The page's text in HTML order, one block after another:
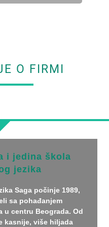
O FIRMI
i jedina škola
jezika
Saga počinje 1989,
sa pohađanjem
u centru Beograda. Od
kasnije, više hiljada